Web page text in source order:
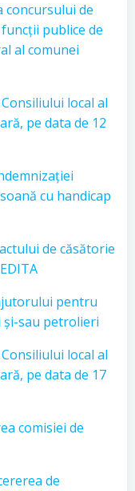
concursului de
publice de
al comunei
local al
pe data de 12
cu handicap
de căsătorie
pentru
și-sau petrolieri
local al
pe data de 17
comisiei de
de